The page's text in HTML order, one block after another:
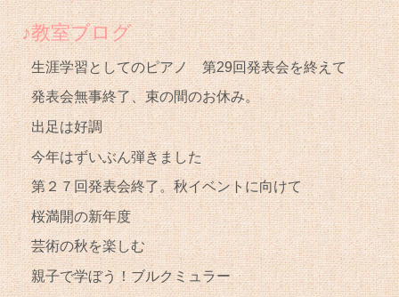
♪教室ブログ
生涯学習としてのピアノ 第29回発表会を終えて
発表会無事終了、束の間のお休み。
出足は好調
今年はずいぶん弾きました
第２７回発表会終了。秋イベントに向けて
桜満開の新年度
芸術の秋を楽しむ
親子で学ぼう！ブルクミュラー